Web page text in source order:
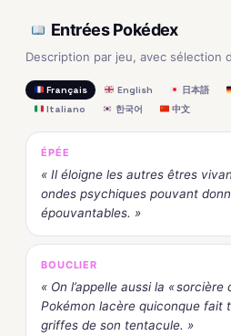
Entrées Pokédex
Description par jeu, avec sélection
Français English 日本語
Italiano
한국어 中文
ÉPÉE
« Il éloigne les autres êtres
ondes psychiques pouvant
épouvantables. »
BOUCLIER
« On l’appelle aussi la «
Pokémon lacère quiconque fait
griffes de son tentacule. »